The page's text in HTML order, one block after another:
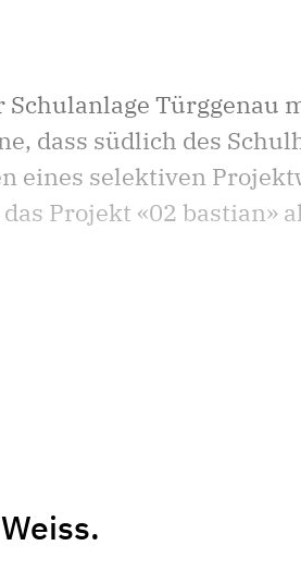
Türggenau
dass südlich des
eines selektiven
Projekt «02 bastian»